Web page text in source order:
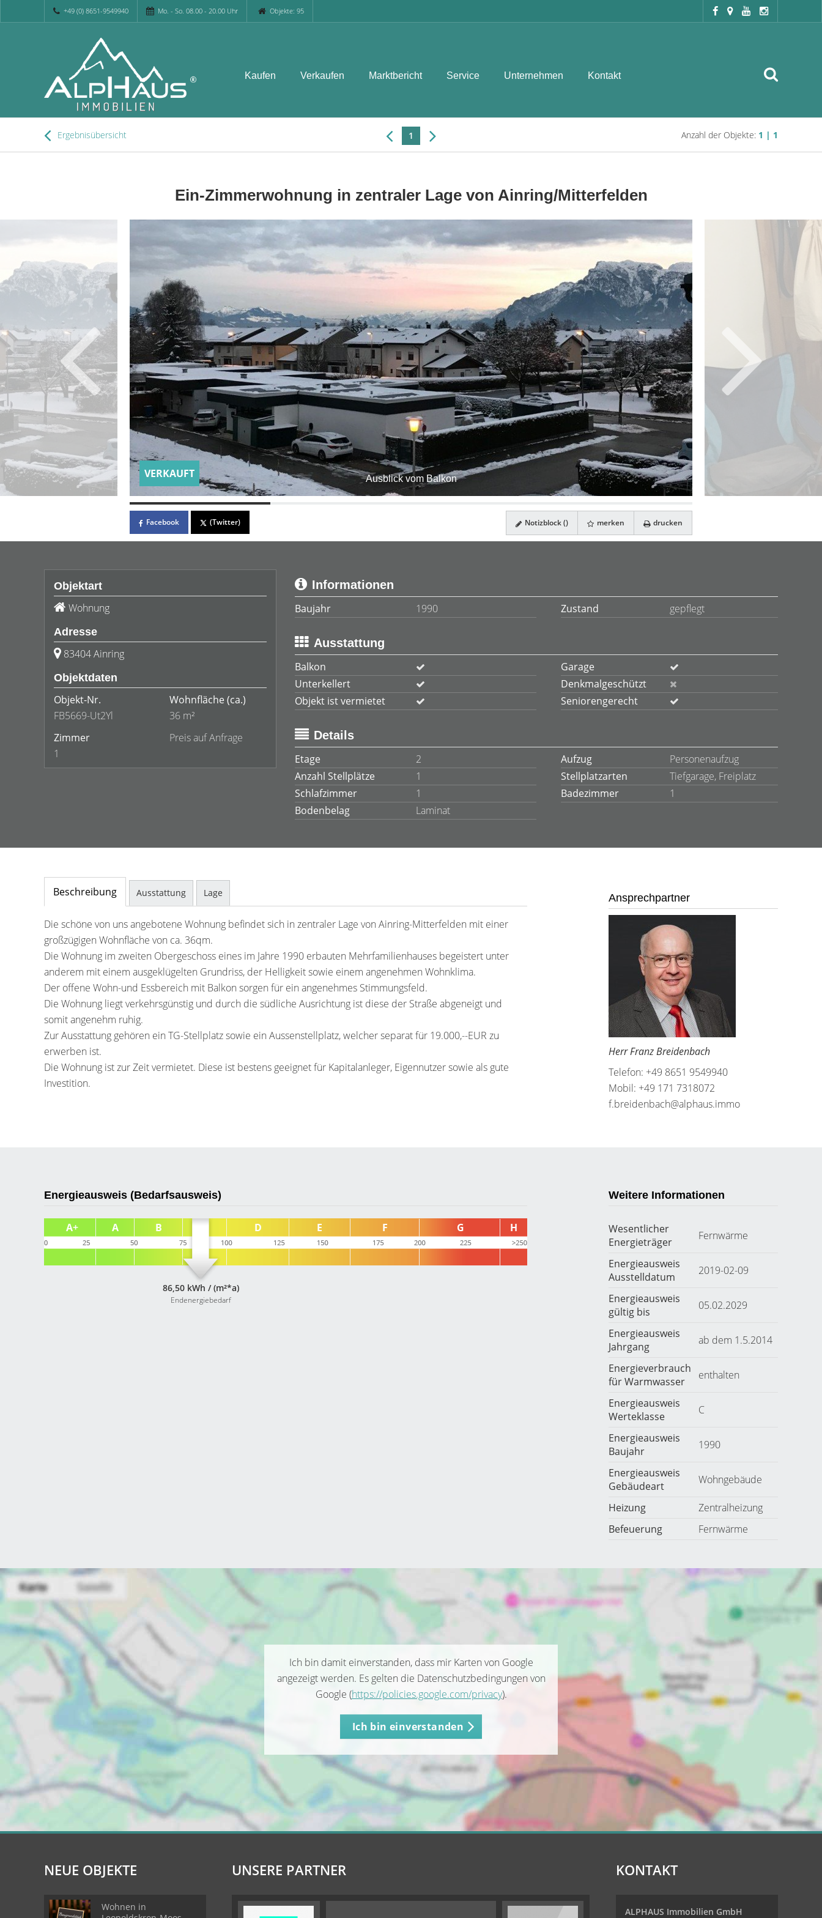
+49 (0) 8651-9549940 Mo. - So. 08.00 - 20.00 Uhr Objekte: 95
Kaufen Verkaufen Marktbericht Service Unternehmen Kontakt
Ergebnisübersicht 1 Anzahl der Objekte: 1 | 1
Ein-Zimmerwohnung in zentraler Lage von Ainring/Mitterfelden
Ausblick vom Balkon
VERKAUFT
Facebook (Twitter) Notizblock () merken drucken
Objektart
Wohnung
Adresse
83404 Ainring
Objektdaten
Objekt-Nr.
FB5669-Ut2Yl
Wohnfläche (ca.)
36 m²
Zimmer
1
Preis auf Anfrage
Informationen
Baujahr
1990 Zustand gepflegt
Ausstattung
Balkon
Garage
Unterkellert
Denkmalgeschützt
Objekt ist vermietet
Seniorengerecht
Details
Etage
2 Aufzug
Personenaufzug
Anzahl Stellplätze
1 Stellplatzarten
Tiefgarage, Freiplatz
Schlafzimmer
1 Badezimmer
1
Bodenbelag
Laminat
Beschreibung Ausstattung Lage
Die schöne von uns angebotene Wohnung befindet sich in zentraler Lage von Ainring-Mitterfelden mit einer
großzügigen Wohnfläche von ca. 36qm.
Die Wohnung im zweiten Obergeschoss eines im Jahre 1990 erbauten Mehrfamilienhauses begeistert unter
anderem mit einem ausgeklügelten Grundriss, der Helligkeit sowie einem angenehmen Wohnklima.
Der offene Wohn-und Essbereich mit Balkon sorgen für ein angenehmes Stimmungsfeld.
Die Wohnung liegt verkehrsgünstig und durch die südliche Ausrichtung ist diese der Straße abgeneigt und
somit angenehm ruhig.
Zur Ausstattung gehören ein TG-Stellplatz sowie ein Aussenstellplatz, welcher separat für 19.000,--EUR zu
erwerben ist.
Die Wohnung ist zur Zeit vermietet. Diese ist bestens geeignet für Kapitalanleger, Eigennutzer sowie als gute
Investition.
Ansprechpartner
Herr Franz Breidenbach
Telefon: +49 8651 9549940
Mobil: +49 171 7318072
f.breidenbach@alphaus.immo
Energieausweis (Bedarfsausweis)
86,50 kWh / (m²*a)
Endenergiebedarf
Weitere Informationen
Wesentlicher
Energieträger
Fernwärme
Energieausweis
Ausstelldatum
2019-02-09
Energieausweis
gültig bis
05.02.2029
Energieausweis
Jahrgang
ab dem 1.5.2014
Energieverbrauch
für Warmwasser
enthalten
Energieausweis
Werteklasse
C
Energieausweis
Baujahr
1990
Energieausweis
Gebäudeart
Wohngebäude
Heizung
Zentralheizung
Befeuerung
Fernwärme
Ich bin damit einverstanden, dass mir Karten von Google
angezeigt werden. Es gelten die Datenschutzbedingungen von
Google (https://policies.google.com/privacy).
Ich bin einverstanden
NEUE OBJEKTE
Wohnen in
UNSERE PARTNER KONTAKT
ALPHAUS Immobilien GmbH